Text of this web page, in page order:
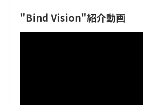
"Bind Vision"紹介動画